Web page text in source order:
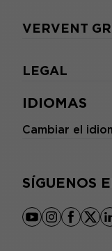
IDIOMAS
Cambiar el
SÍGUENOS
youtube
instagram
x
VERVENT
LEGAL